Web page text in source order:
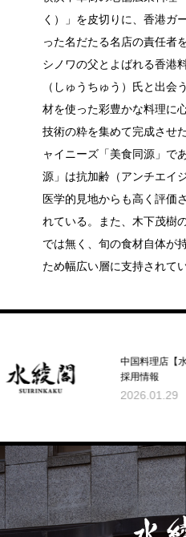
く）」を皮切りに、香港ガ
った名だたる名店の責任者
シノワの父とよばれる香港
（しゅうちゅう）氏と出会
材を使った彩豊かな料理に
技術の粋を集めて完成させ
ャイニーズ「美食同源」で
源」は抗加齢（アンチエイ
医学的見地からも高く評価
れている。また、木下茂樹
では無く、旬の食材自体が
ため幅広い層に支持されてい
中国料理店【水綾閣】
採用情報
2026.01.29